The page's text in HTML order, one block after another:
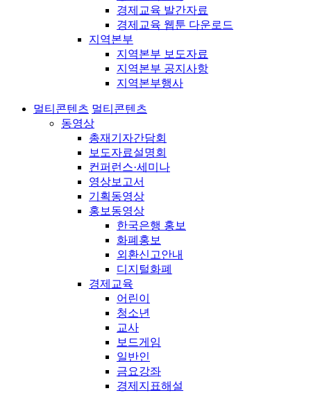
경제교육 발간자료
경제교육 웹툰 다운로드
지역본부
지역본부 보도자료
지역본부 공지사항
지역본부행사
멀티콘텐츠 멀티콘텐츠
동영상
총재기자간담회
보도자료설명회
컨퍼런스·세미나
영상보고서
기획동영상
홍보동영상
한국은행 홍보
화폐홍보
외환신고안내
디지털화폐
경제교육
어린이
청소년
교사
보드게임
일반인
금요강좌
경제지표해설